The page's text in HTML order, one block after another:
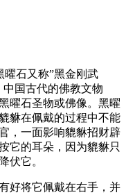
石又称”黑金刚武
国古代的佛教文物
曜石圣物或佛像。黑曜
貅在佩戴的过程中不能
，一面影响貔貅招财辟
它的耳朵，因为貔貅只
伏它。
好将它佩戴在右手，并